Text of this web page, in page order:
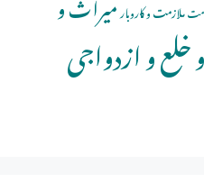
ملازمت و کاروبار
و ازدواجی